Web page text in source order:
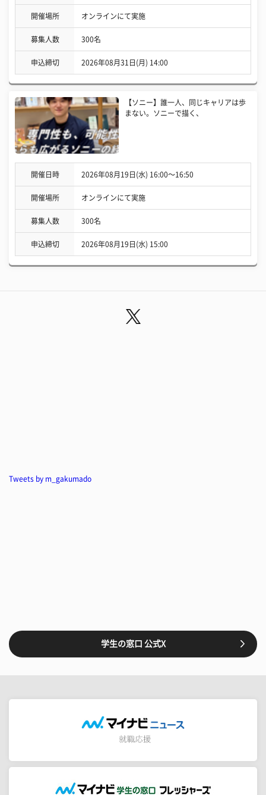
開催場所 オンラインにて実施
募集人数 300名
申込締切 2026年08月31日(月) 14:00
【ソニー】誰一人、同じキャリアは歩
まない。ソニーで描く、
開催日時 2026年08月19日(水) 16:00〜16:50
開催場所 オンラインにて実施
募集人数 300名
申込締切 2026年08月19日(水) 15:00
Tweets by m_gakumado
学生の窓口 公式X